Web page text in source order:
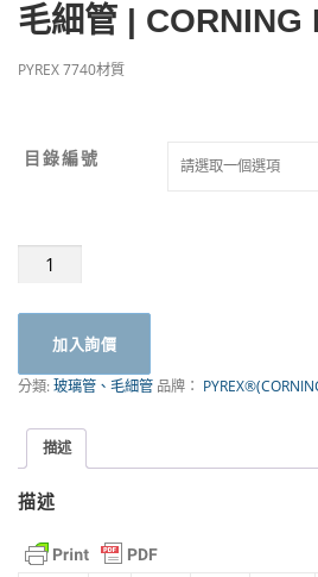
毛細管 | CORNING
PYREX 7740材質
目錄編號
CORNING
PYREX®
數
加入詢價
分類:玻璃管、毛細管 品牌：
描述
描述